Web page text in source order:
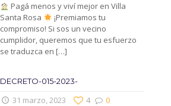
Pagá menos y viví mejor en Villa
Santa Rosa
¡Premiamos tu
compromiso! Si sos un vecino
cumplidor, queremos que tu esfuerzo
se traduzca en […]
DECRETO-015-2023-
31 marzo, 2023 0
4